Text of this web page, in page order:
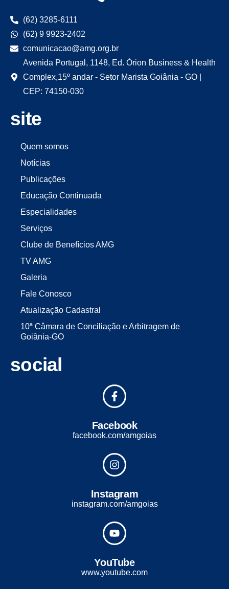
(62) 3285-6111
(62) 9 9923-2402
comunicacao@amg.org.br
Avenida Portugal, 1148, Ed. Órion Business & Health
Complex,15º andar - Setor Marista Goiânia - GO |
CEP: 74150-030
site
Quem somos
Notícias
Publicações
Educação Continuada
Especialidades
Serviços
Clube de Benefícios AMG
TV AMG
Galeria
Fale Conosco
Atualização Cadastral
10ª Câmara de Conciliação e Arbitragem de
Goiânia-GO
social
Facebook
facebook.com/amgoias
Instagram
instagram.com/amgoias
YouTube
www.youtube.com